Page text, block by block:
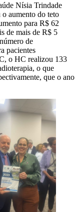
Nísia Trindade
aumento do teto
para R$ 62
de mais de R$ 5
de
pacientes
o HC realizou 133
o que
que o ano